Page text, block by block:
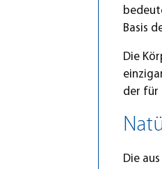
Basis
Die
der für
Die